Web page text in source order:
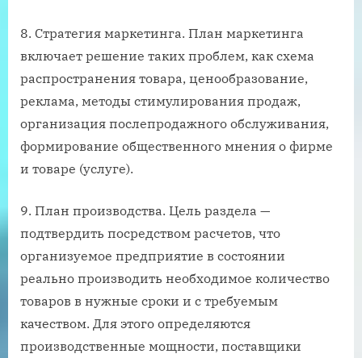
8. Стратегия маркетинга. План маркетинга
включает решение таких проблем, как схема
распространения товара, ценообразование,
реклама, методы стимулирования продаж,
организация послепродажного обслуживания,
формирование общественного мнения о фирме
и товаре (услуге).
9. План производства. Цель раздела —
подтвердить посредством расчетов, что
организуемое предприятие в состоянии
реально производить необходимое количество
товаров в нужные сроки и с требуемым
качеством. Для этого определяются
производственные мощности, поставщики